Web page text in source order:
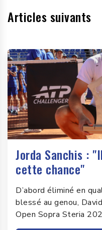
Articles suivants
Jorda Sanchis :
cette chance"
D’abord éliminé en
blessé au genou,
Open Sopra Steria